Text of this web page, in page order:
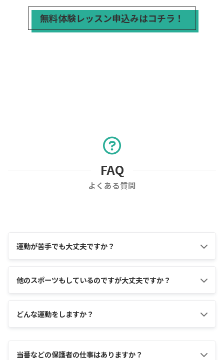
無料体験レッスン申込みはコチラ！
FAQ
よくある質問
運動が苦手でも大丈夫ですか？
他のスポーツもしているのですが大丈夫ですか？
どんな運動をしますか？
当番などの保護者の仕事はありますか？